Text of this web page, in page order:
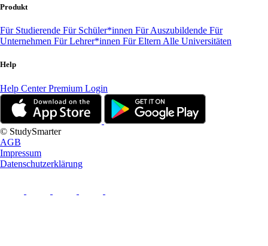
Produkt
Für Studierende Für Schüler*innen Für Auszubildende Für
Unternehmen Für Lehrer*innen Für Eltern Alle Universitäten
Help
Help CenterPremium Login
© StudySmarter
AGB
Impressum
Datenschutzerklärung